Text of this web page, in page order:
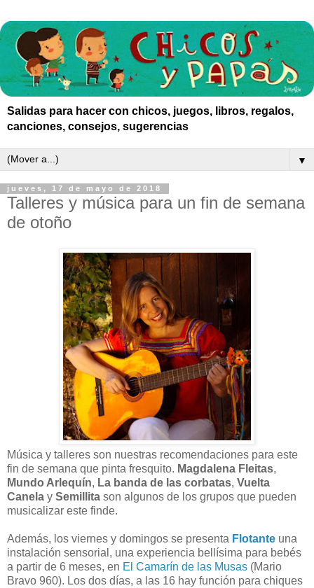
Salidas para hacer con chicos, juegos, libros, regalos,
canciones, consejos, sugerencias
▼
jueves, 17 de mayo de 2018
Talleres y música para un fin de semana
de otoño
Música y talleres son nuestras recomendaciones para este
fin de semana que pinta fresquito. Magdalena Fleitas,
Mundo Arlequín, La banda de las corbatas, Vuelta
Canela y Semillita son algunos de los grupos que pueden
musicalizar este finde.
Además, los viernes y domingos se presenta Flotante una
instalación sensorial, una experiencia bellísima para bebés
a partir de 6 meses, en El Camarín de las Musas (Mario
Bravo 960). Los dos días, a las 16 hay función para chiques